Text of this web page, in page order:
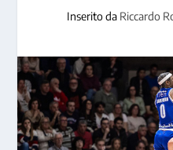
Inserito da Riccardo